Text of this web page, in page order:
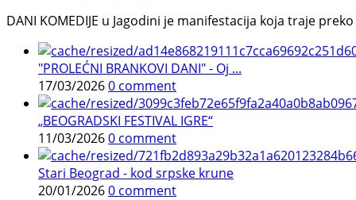
DANI KOMEDIJE u Jagodini je manifestacija koja traje
"PROLEĆNI BRANKOVI DANI" - Oj ...
17/03/20260 comment
„BEOGRADSKI FESTIVAL IGRE“
11/03/20260 comment
Stari Beograd - kod srpske krune
20/01/20260 comment